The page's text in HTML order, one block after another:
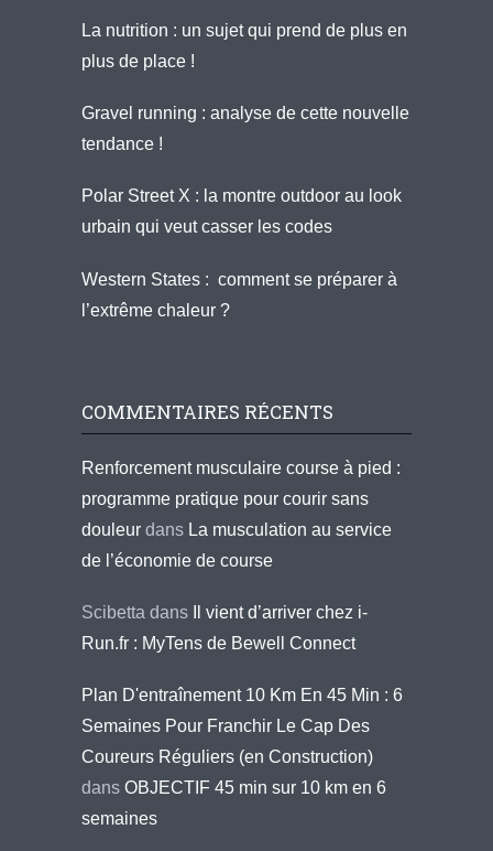
La nutrition : un sujet qui prend de plus en
plus de place !
Gravel running : analyse de cette nouvelle
tendance !
Polar Street X : la montre outdoor au look
urbain qui veut casser les codes
Western States : comment se préparer à
l’extrême chaleur ?
COMMENTAIRES RÉCENTS
Renforcement musculaire course à pied :
programme pratique pour courir sans
douleur dans La musculation au service
de l’économie de course
Scibetta dans
Il vient d’arriver chez i-
Run.fr : MyTens de Bewell Connect
Plan D'entraînement 10 Km En 45 Min : 6
Semaines Pour Franchir Le Cap Des
Coureurs Réguliers (en Construction)
dans OBJECTIF 45 min sur 10 km en 6
semaines